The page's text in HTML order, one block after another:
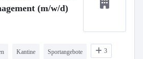
(m/w/d)
Kantine Sportangebote 3